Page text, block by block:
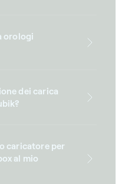
orologi
dei carica
caricatore per
al mio